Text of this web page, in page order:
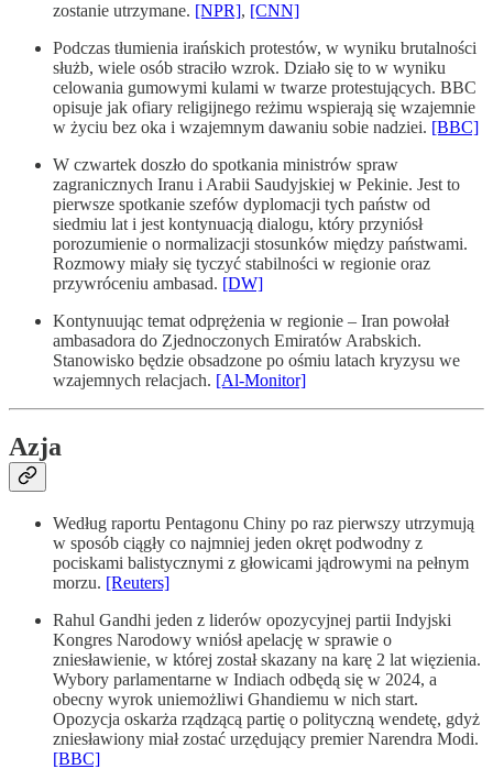
zostanie utrzymane. [NPR], [CNN]
Podczas tłumienia irańskich protestów, w wyniku brutalności
służb, wiele osób straciło wzrok. Działo się to w wyniku
celowania gumowymi kulami w twarze protestujących. BBC
opisuje jak ofiary religijnego reżimu wspierają się wzajemnie
w życiu bez oka i wzajemnym dawaniu sobie nadziei. [BBC]
W czwartek doszło do spotkania ministrów spraw
zagranicznych Iranu i Arabii Saudyjskiej w Pekinie. Jest to
pierwsze spotkanie szefów dyplomacji tych państw od
siedmiu lat i jest kontynuacją dialogu, który przyniósł
porozumienie o normalizacji stosunków między państwami.
Rozmowy miały się tyczyć stabilności w regionie oraz
przywróceniu ambasad. [DW]
Kontynuując temat odprężenia w regionie – Iran powołał
ambasadora do Zjednoczonych Emiratów Arabskich.
Stanowisko będzie obsadzone po ośmiu latach kryzysu we
wzajemnych relacjach. [Al-Monitor]
Azja
Według raportu Pentagonu Chiny po raz pierwszy utrzymują
w sposób ciągły co najmniej jeden okręt podwodny z
pociskami balistycznymi z głowicami jądrowymi na pełnym
morzu. [Reuters]
Rahul Gandhi jeden z liderów opozycyjnej partii Indyjski
Kongres Narodowy wniósł apelację w sprawie o
zniesławienie, w której został skazany na karę 2 lat więzienia.
Wybory parlamentarne w Indiach odbędą się w 2024, a
obecny wyrok uniemożliwi Ghandiemu w nich start.
Opozycja oskarża rządzącą partię o polityczną wendetę, gdyż
zniesławiony miał zostać urzędujący premier Narendra Modi.
[BBC]